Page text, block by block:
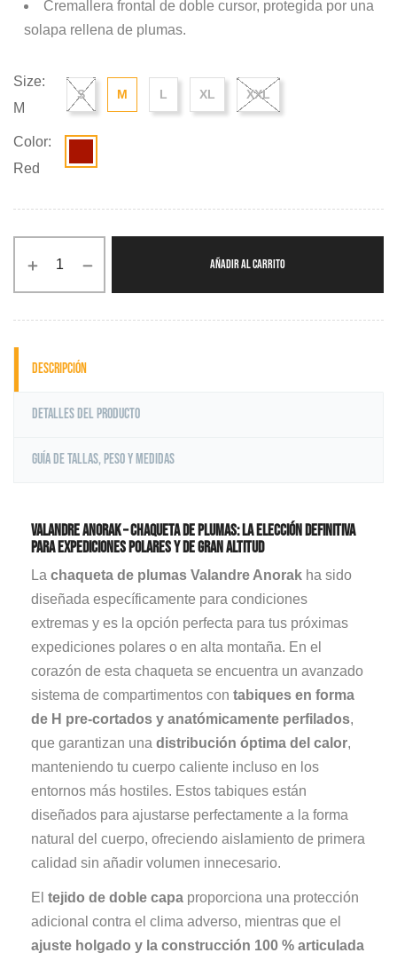
Cremallera frontal de doble cursor, protegida por una
solapa rellena de plumas.
Size:
M
S M L XL XXL
Color:
Red
AÑADIR AL CARRITO
Descripción
Detalles del producto
Guía de tallas, peso y medidas
Valandre Anorak – Chaqueta de plumas: La elección definitiva
para expediciones polares y de gran altitud
La chaqueta de plumas Valandre Anorak ha sido
diseñada específicamente para condiciones
extremas y es la opción perfecta para tus próximas
expediciones polares o en alta montaña. En el
corazón de esta chaqueta se encuentra un avanzado
sistema de compartimentos con tabiques en forma
de H pre-cortados y anatómicamente perfilados,
que garantizan una distribución óptima del calor,
manteniendo tu cuerpo caliente incluso en los
entornos más hostiles. Estos tabiques están
diseñados para ajustarse perfectamente a la forma
natural del cuerpo, ofreciendo aislamiento de primera
calidad sin añadir volumen innecesario.
El tejido de doble capa proporciona una protección
adicional contra el clima adverso, mientras que el
ajuste holgado y la construcción 100 % articulada